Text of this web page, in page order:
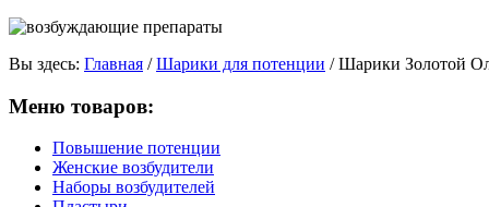
Вы здесь: Главная /Шарики для потенции /Шарики Золотой
Меню товаров:
Повышение потенции
Женские возбудители
Наборы возбудителей